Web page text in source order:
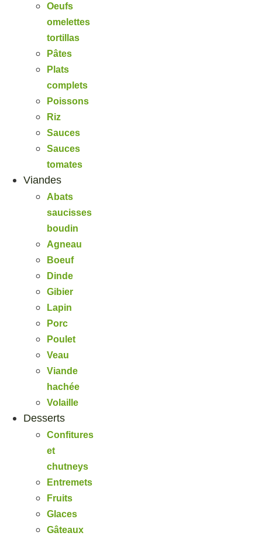
Oeufs
omelettes
tortillas
Pâtes
Plats
complets
Poissons
Riz
Sauces
Sauces
tomates
Viandes
Abats
saucisses
boudin
Agneau
Boeuf
Dinde
Gibier
Lapin
Porc
Poulet
Veau
Viande
hachée
Volaille
Desserts
Confitures
et
chutneys
Entremets
Fruits
Glaces
Gâteaux